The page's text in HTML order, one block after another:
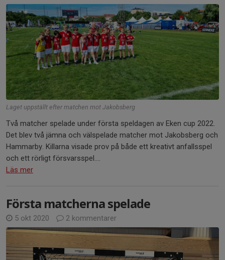
Laget uppställt efter matchen mot Jakobsberg
Två matcher spelade under första speldagen av Eken cup 2022.
Det blev två jämna och välspelade matcher mot Jakobsberg och
Hammarby. Killarna visade prov på både ett kreativt anfallsspel
och ett rörligt försvarsspel....
Läs mer
Första matcherna spelade
5 okt 2020 2 kommentarer